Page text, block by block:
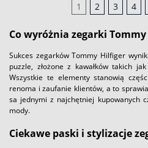
1 2 3 4
Co wyróżnia zegarki
Sukces zegarków Tommy Hilfiger
puzzle, złożone z kawałków takich
Wszystkie te elementy stanowią
renoma i zaufanie klientów, a to
sa jednymi z najchętniej kupowanych
mody.
Ciekawe paski i stylizacje